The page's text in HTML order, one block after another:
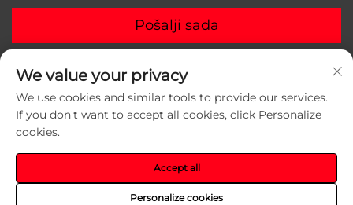
Pošalji sada
Autorska prava © 2025 Suzhou Yunlei Packaging
приватности
We value your privacy
We use cookies and similar tools to provide our services.
If you don't want to accept all cookies, click Personalize
cookies.
Personalize cookies
Accept all